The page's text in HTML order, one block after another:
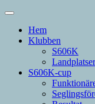
Hem
Klubben
S606K
Landplatser
S606K-cup